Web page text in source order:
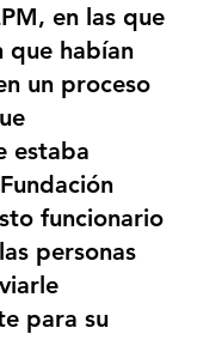
en las que
que habían
un proceso
estaba
funcionario
personas
para su